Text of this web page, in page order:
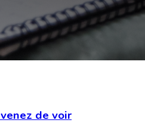
venez de voir